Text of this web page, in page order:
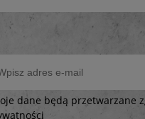
dane będą przetwarzane